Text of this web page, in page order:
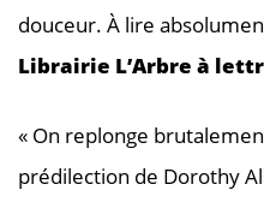
douceur. À lire
Librairie L’Arbre à
« On replonge
prédilection de Dorothy